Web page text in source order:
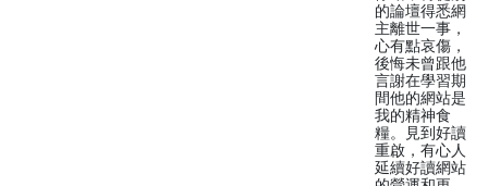
的論壇得悉網
主離世一事，
心有點哀傷，
後悔未曾跟他
言謝在學習期
間他的網站是
我的精神食
糧。見到好讀
重啟，有心人
延續好讀網站